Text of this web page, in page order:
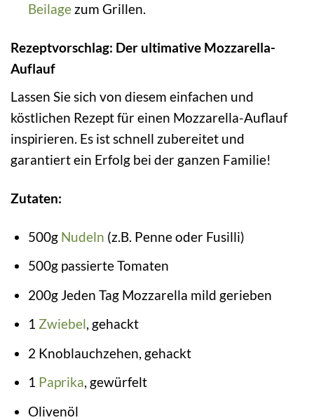
Beilagezum Grillen.
Rezeptvorschlag: Der ultimative Mozzarella-
Auflauf
Lassen Sie sich von diesem einfachen und
köstlichen Rezept für einen Mozzarella-Auflauf
inspirieren. Es ist schnell zubereitet und
garantiert ein Erfolg bei der ganzen Familie!
Zutaten:
500g Nudeln (z.B. Penne oder Fusilli)
500g passierte Tomaten
200g Jeden Tag Mozzarella mild gerieben
1 Zwiebel, gehackt
2 Knoblauchzehen, gehackt
1 Paprika, gewürfelt
Olivenöl